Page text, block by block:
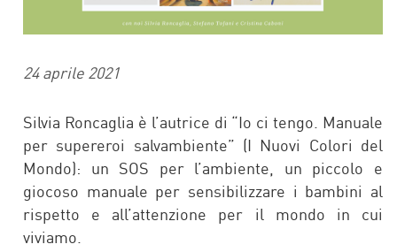
24 aprile 2021
Silvia Roncaglia è l’autrice di “Io ci tengo. Manuale
per supereroi salvambiente” (I Nuovi Colori del
Mondo): un SOS per l’ambiente, un piccolo e
giocoso manuale per sensibilizzare i bambini al
rispetto e all’attenzione per il mondo in cui
viviamo.